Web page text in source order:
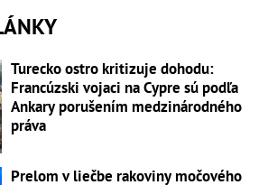
Turecko ostro kritizuje dohodu:
Francúzski vojaci na Cypre sú podľa
Ankary porušením medzinárodného
práva
Prelom v liečbe rakoviny močového